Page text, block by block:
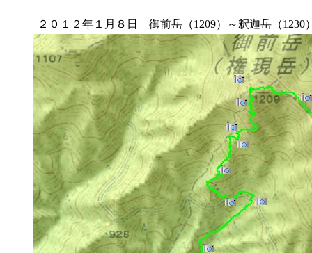
２０１２年１月８日 御前岳（1209）～釈迦岳（1230